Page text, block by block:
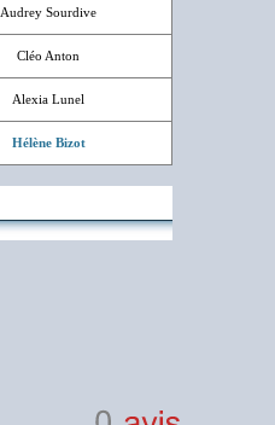
Audrey Sourdive
Cléo Anton
Alexia Lunel
Hélène Bizot